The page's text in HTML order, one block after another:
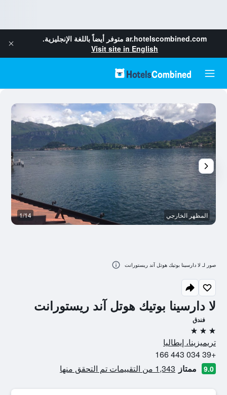
ar.hotelscombined.com متوفر أيضاً باللغة الإنجليزية.
Visit site in English
لا دارسينا بوتيك هوتل آند ريستورانت
فندق
3 نجوم
تريميزينا، إيطاليا
+39 034 443 166
9.0 ممتاز 1,343 من التقييمات تم التحقق منها
المظهر الخارجي 1/14
صور لـ لا دارسينا بوتيك هوتل آند ريستورانت